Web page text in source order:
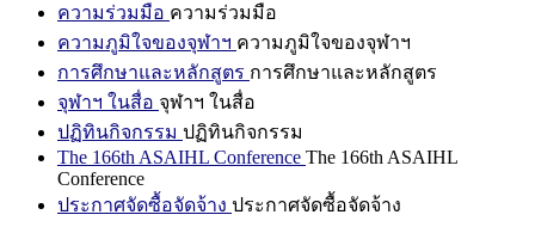
ความร่วมมือ ความร่วมมือ
ความภูมิใจของจุฬาฯ ความภูมิใจของจุฬาฯ
การศึกษาและหลักสูตร การศึกษาและหลักสูตร
จุฬาฯ ในสื่อ จุฬาฯ ในสื่อ
ปฏิทินกิจกรรม ปฏิทินกิจกรรม
The 166th ASAIHL Conference The 166th ASAIHL
Conference
ประกาศจัดซื้อจัดจ้าง ประกาศจัดซื้อจัดจ้าง